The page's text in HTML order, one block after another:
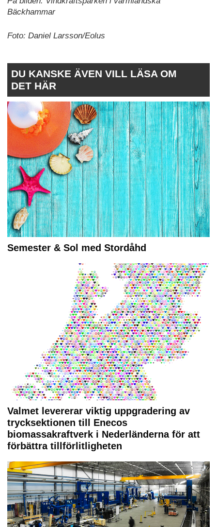
Bäckhammar
Foto: Daniel Larsson/Eolus
DU KANSKE ÄVEN VILL LÄSA OM
DET HÄR
Semester & Sol med Stordåhd
Valmet levererar viktig uppgradering av
trycksektionen till Enecos
biomassakraftverk i Nederländerna för att
förbättra tillförlitligheten